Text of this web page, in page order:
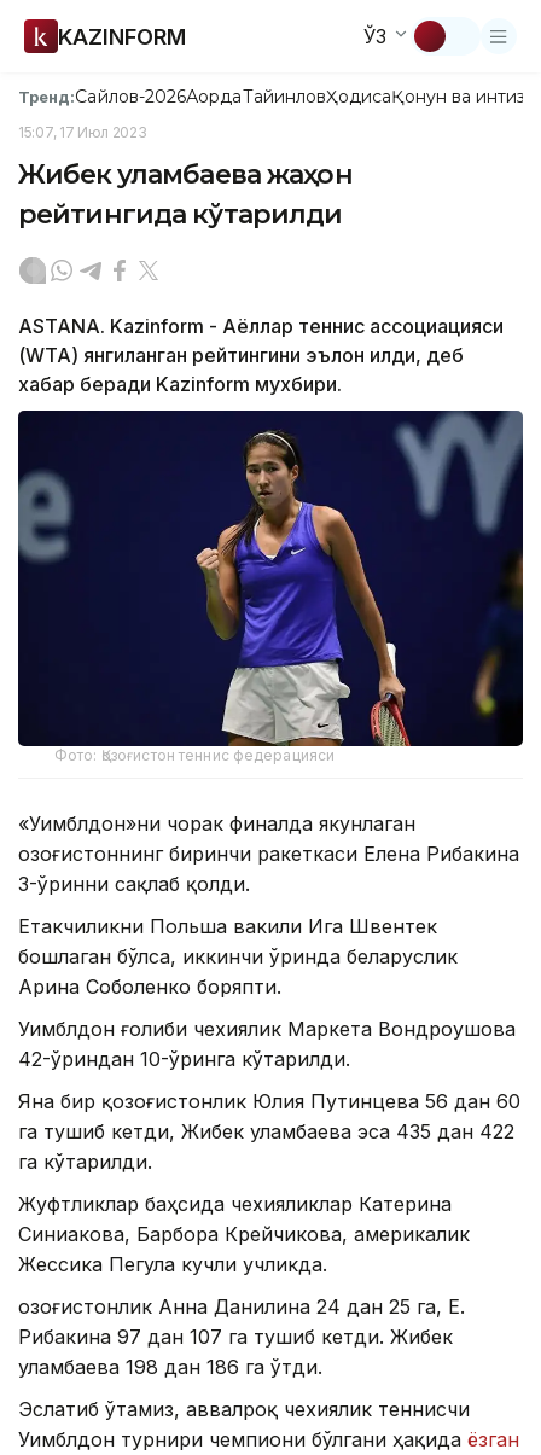
KAZINFORM ЎЗ
Тренд:Сайлов-2026АқордаТайинловҲодисаҚонун ва
15:07, 17 Июл 2023
Жибек Қуламбаева жаҳон
рейтингида кўтарилди
ASTANA. Kazinform - Аёллар теннис ассоциацияси
(WTA) янгиланган рейтингини эълон қилди, деб
хабар беради Kazinform мухбири.
Фото: Қозоғистон теннис федерацияси
«Уимблдон»ни чорак финалда якунлаган
Қозоғистоннинг биринчи ракеткаси Елена Рибакина
3-ўринни сақлаб қолди.
Етакчиликни Польша вакили Ига Швентек
бошлаган бўлса, иккинчи ўринда беларуслик
Арина Соболенко боряпти.
Уимблдон ғолиби чехиялик Маркета Вондроушова
42-ўриндан 10-ўринга кўтарилди.
Яна бир қозоғистонлик Юлия Путинцева 56 дан 60
га тушиб кетди, Жибек Қуламбаева эса 435 дан 422
га кўтарилди.
Жуфтликлар баҳсида чехияликлар Катерина
Синиакова, Барбора Крейчикова, америкалик
Жессика Пегула кучли учликда.
Қозоғистонлик Анна Данилина 24 дан 25 га, Е.
Рибакина 97 дан 107 га тушиб кетди. Жибек
Қуламбаева 198 дан 186 га ўтди.
Эслатиб ўтамиз, аввалроқ чехиялик теннисчи
Уимблдон турнири чемпиони бўлгани ҳақида ёзган